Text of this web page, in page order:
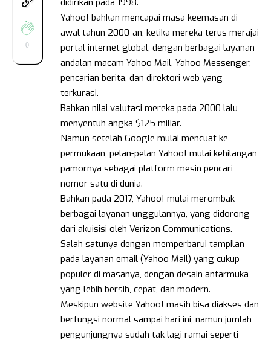
0
didirikan pada 1998.
Yahoo! bahkan mencapai masa keemasan di
awal tahun 2000-an, ketika mereka terus merajai
portal internet global, dengan berbagai layanan
andalan macam Yahoo Mail, Yahoo Messenger,
pencarian berita, dan direktori web yang
terkurasi.
Bahkan nilai valutasi mereka pada 2000 lalu
menyentuh angka $125 miliar.
Namun setelah Google mulai mencuat ke
permukaan, pelan-pelan Yahoo! mulai kehilangan
pamornya sebagai platform mesin pencari
nomor satu di dunia.
Bahkan pada 2017, Yahoo! mulai merombak
berbagai layanan unggulannya, yang didorong
dari akuisisi oleh Verizon Communications.
Salah satunya dengan memperbarui tampilan
pada layanan email (Yahoo Mail) yang cukup
populer di masanya, dengan desain antarmuka
yang lebih bersih, cepat, dan modern.
Meskipun website Yahoo! masih bisa diakses dan
berfungsi normal sampai hari ini, namun jumlah
pengunjungnya sudah tak lagi ramai seperti